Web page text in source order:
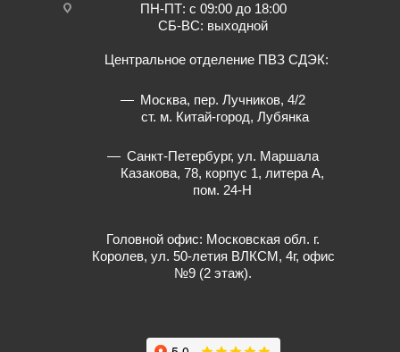
ПН-ПТ: с 09:00 до 18:00
СБ-ВС: выходной
Центральное отделение ПВЗ СДЭК:
Москва, пер. Лучников, 4/2
ст. м. Китай-город, Лубянка
Санкт-Петербург, ул. Маршала
Казакова, 78, корпус 1, литера А,
пом. 24-Н
Головной офис: Московская обл. г.
Королев, ул. 50-летия ВЛКСМ, 4г, офис
№9 (2 этаж).